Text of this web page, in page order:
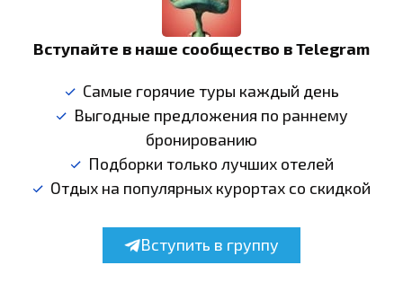
Вступайте в наше сообщество в Telegram
Самые горячие туры каждый день
Выгодные предложения по раннему
бронированию
Подборки только лучших отелей
Отдых на популярных курортах со скидкой
Вступить в группу